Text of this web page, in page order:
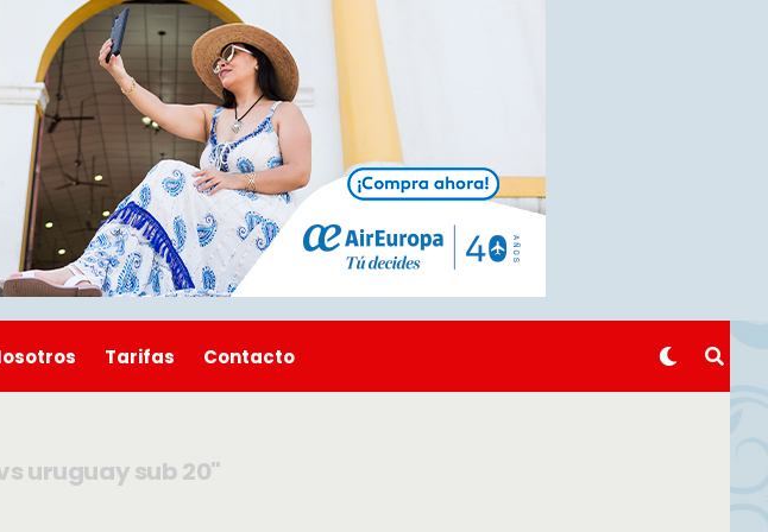
Tarifas Contacto
uruguay sub 20"